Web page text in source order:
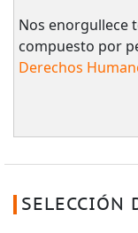
Nos enorgullece
compuesto por
Derechos
SELECCIÓN